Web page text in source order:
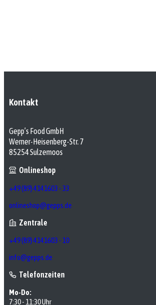
Kontakt
Gepp’s Food GmbH
Werner-Heisenberg-Str. 7
85254 Sulzemoos
Onlineshop
+49 (89) 4141603 - 33
onlineshop@gepps.de
Zentrale
+49 (89) 4141603 - 10
info@gepps.de
Telefonzeiten
Mo-Do:
7:30 - 11:30 Uhr